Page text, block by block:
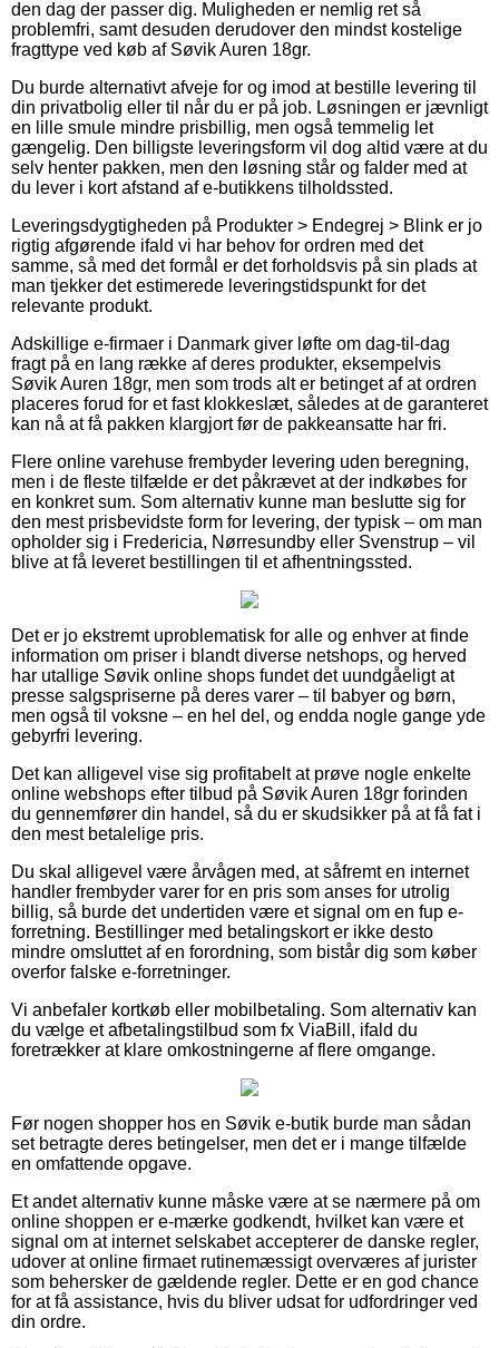
den dag der passer dig. Muligheden er nemlig ret så
problemfri, samt desuden derudover den mindst kostelige
fragttype ved køb af Søvik Auren 18gr.
Du burde alternativt afveje for og imod at bestille levering til
din privatbolig eller til når du er på job. Løsningen er jævnligt
en lille smule mindre prisbillig, men også temmelig let
gængelig. Den billigste leveringsform vil dog altid være at du
selv henter pakken, men den løsning står og falder med at
du lever i kort afstand af e-butikkens tilholdssted.
Leveringsdygtigheden på Produkter > Endegrej > Blink er jo
rigtig afgørende ifald vi har behov for ordren med det
samme, så med det formål er det forholdsvis på sin plads at
man tjekker det estimerede leveringstidspunkt for det
relevante produkt.
Adskillige e-firmaer i Danmark giver løfte om dag-til-dag
fragt på en lang række af deres produkter, eksempelvis
Søvik Auren 18gr, men som trods alt er betinget af at ordren
placeres forud for et fast klokkeslæt, således at de garanteret
kan nå at få pakken klargjort før de pakkeansatte har fri.
Flere online varehuse frembyder levering uden beregning,
men i de fleste tilfælde er det påkrævet at der indkøbes for
en konkret sum. Som alternativ kunne man beslutte sig for
den mest prisbevidste form for levering, der typisk – om man
opholder sig i Fredericia, Nørresundby eller Svenstrup – vil
blive at få leveret bestillingen til et afhentningssted.
Det er jo ekstremt uproblematisk for alle og enhver at finde
information om priser i blandt diverse netshops, og herved
har utallige Søvik online shops fundet det uundgåeligt at
presse salgspriserne på deres varer – til babyer og børn,
men også til voksne – en hel del, og endda nogle gange yde
gebyrfri levering.
Det kan alligevel vise sig profitabelt at prøve nogle enkelte
online webshops efter tilbud på Søvik Auren 18gr forinden
du gennemfører din handel, så du er skudsikker på at få fat i
den mest betalelige pris.
Du skal alligevel være årvågen med, at såfremt en internet
handler frembyder varer for en pris som anses for utrolig
billig, så burde det undertiden være et signal om en fup e-
forretning. Bestillinger med betalingskort er ikke desto
mindre omsluttet af en forordning, som bistår dig som køber
overfor falske e-forretninger.
Vi anbefaler kortkøb eller mobilbetaling. Som alternativ kan
du vælge et afbetalingstilbud som fx ViaBill, ifald du
foretrækker at klare omkostningerne af flere omgange.
Før nogen shopper hos en Søvik e-butik burde man sådan
set betragte deres betingelser, men det er i mange tilfælde
en omfattende opgave.
Et andet alternativ kunne måske være at se nærmere på om
online shoppen er e-mærke godkendt, hvilket kan være et
signal om at internet selskabet accepterer de danske regler,
udover at online firmaet rutinemæssigt overværes af jurister
som behersker de gældende regler. Dette er en god chance
for at få assistance, hvis du bliver udsat for udfordringer ved
din ordre.